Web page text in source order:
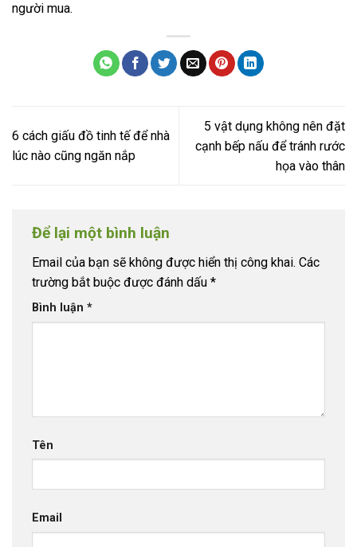
người mua.
6 cách giấu đồ tinh tế để nhà
lúc nào cũng ngăn nắp
5 vật dụng không nên đặt
cạnh bếp nấu để tránh rước
họa vào thân
Để lại một bình luận
Email của bạn sẽ không được hiển thị công khai. Các
trường bắt buộc được đánh dấu *
Bình luận *
Tên
Email